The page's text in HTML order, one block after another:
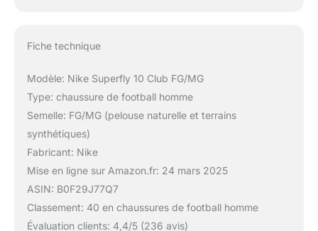
Fiche technique
Modèle: Nike Superfly 10 Club FG/MG
Type: chaussure de football homme
Semelle: FG/MG (pelouse naturelle et terrains
synthétiques)
Fabricant: Nike
Mise en ligne sur Amazon.fr: 24 mars 2025
ASIN: B0F29J77Q7
Classement: 40 en chaussures de football homme
Évaluation clients: 4,4/5 (236 avis)